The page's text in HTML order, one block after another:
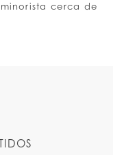
cerca de